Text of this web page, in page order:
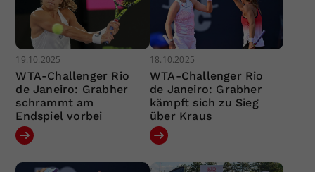
19.10.2025
WTA-Challenger Rio
de Janeiro: Grabher
schrammt am
Endspiel vorbei
18.10.2025
WTA-Challenger Rio
de Janeiro: Grabher
kämpft sich zu Sieg
über Kraus